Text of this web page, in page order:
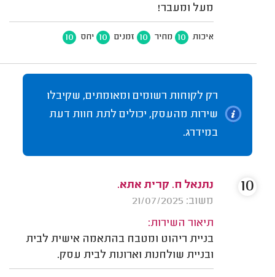
מעל ומעבר!
איכות 10 מחיר 10 זמנים 10 יחס 10
רק לקוחות רשומים ומאומתים, שקיבלו
שירות מהעסק, יכולים לתת חוות דעת
במידרג.
נתנאל ח. קרית אתא.
משוב: 21/07/2025
תיאור השירות:
בניית ריהוט ומטבח בהתאמה אישית לבית
ובניית שולחנות וארונות לבית עסק.
10